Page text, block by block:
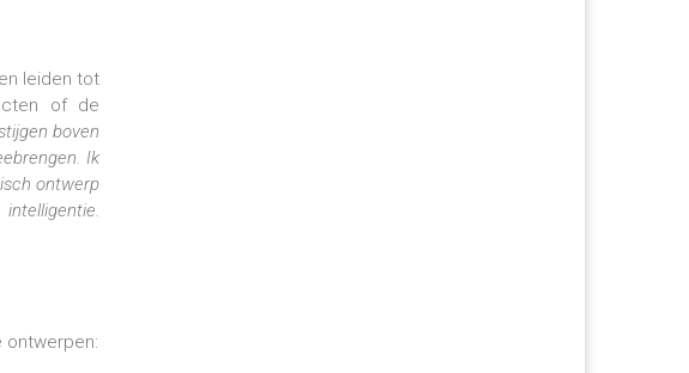
leiden tot
of de
boven
Ik
ontwerp
ontwerpen: